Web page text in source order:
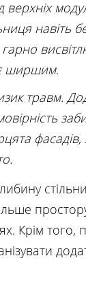
верхніх
навіть
ширшим.
травм.
фасадів,
Крім того,